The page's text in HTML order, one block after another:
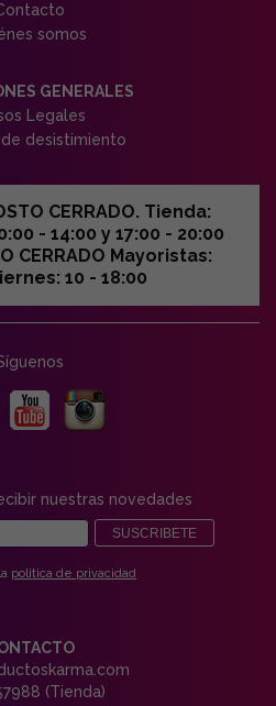
somos
GENERALES
Legales
desistimiento
CERRADO. Tienda:
- 14:00 y 17:00 - 20:00
CERRADO Mayoristas:
10 - 18:00
nuestras novedades
SUSCRIBETE
política de privacidad
(Tienda)